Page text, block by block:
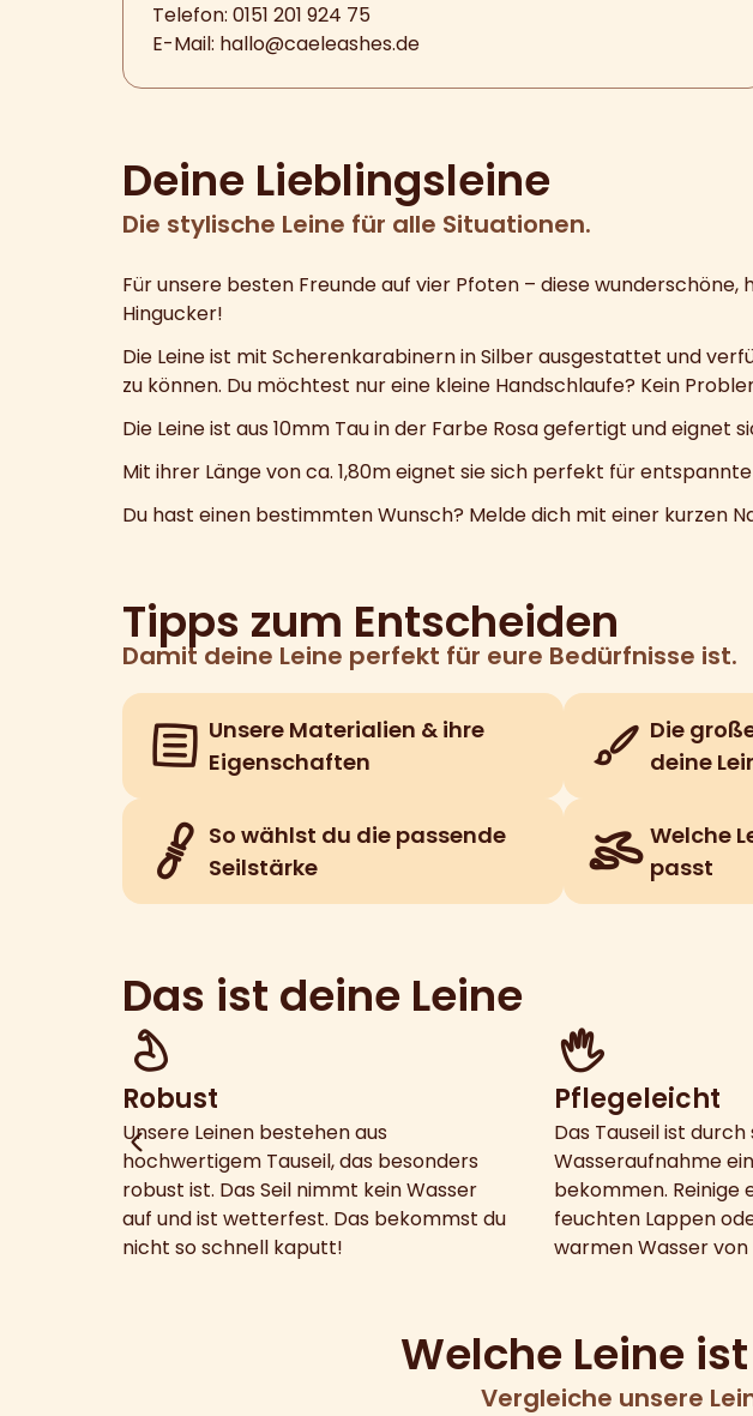
Telefon: 0151 201 924 75
E-Mail: hallo@caeleashes.de
Deine Lieblingsleine
Die stylische Leine für alle Situationen.
Für unsere besten Freunde auf vier Pfoten – diese
Hingucker!
Die Leine ist mit Scherenkarabinern in Silber ausgestattet und
zu können. Du möchtest nur eine kleine Handschlaufe? Kein
Die Leine ist aus 10mm Tau in der Farbe Rosa gefertigt und
Mit ihrer Länge von ca. 1,80m eignet sie sich perfekt für
Du hast einen bestimmten Wunsch? Melde dich mit einer kurzen
Tipps zum Entscheiden
Damit deine Leine perfekt für eure Bedürfnisse ist.
Unsere Materialien & ihre
Eigenschaften
Die
deine
So wählst du die passende
Seilstärke
Welche
passt
Das ist deine Leine
Robust
Unsere Leinen bestehen aus
hochwertigem Tauseil, das besonders
robust ist. Das Seil nimmt kein Wasser
auf und ist wetterfest. Das bekommst du
nicht so schnell kaputt!
Pflegeleicht
Das Tauseil ist
Wasseraufnahme
bekommen. Reinige
feuchten Lappen
warmen Wasser von
Welche Leine
Vergleiche unsere